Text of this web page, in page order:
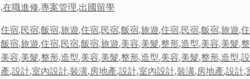
,在職進修,專案管理,出國留學
住宿, 民宿,飯宿,旅遊,住宿, 民宿,飯宿,旅遊,住宿, 民宿,飯宿,旅遊,
飯宿,旅遊,住宿, 民宿,飯宿,旅遊,美容,美髮,整形,造型,美容,美髮,
美容,美髮,整形,造型,美容,美髮,整形,造型,美容,美髮,整形,造型,
產,設計,室內設計,裝潢,房地產,設計,室內設計,裝潢,房地產,設計,